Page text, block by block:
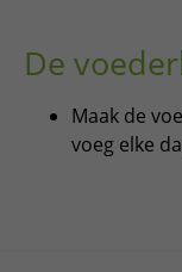
De
Maak de
voeg elke